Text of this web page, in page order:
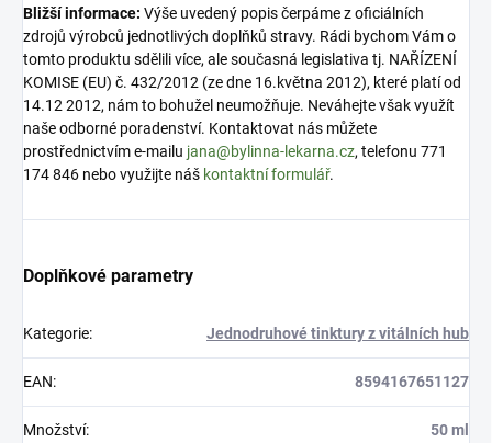
Bližší informace: Výše uvedený popis čerpáme z oficiálních
zdrojů výrobců jednotlivých doplňků stravy. Rádi bychom Vám o
tomto produktu sdělili více, ale současná legislativa tj. NAŘÍZENÍ
KOMISE (EU) č. 432/2012 (ze dne 16.května 2012), které platí od
14.12 2012, nám to bohužel neumožňuje. Neváhejte však využít
naše odborné poradenství. Kontaktovat nás můžete
prostřednictvím e-mailu jana@bylinna-lekarna.cz, telefonu 771
174 846 nebo využijte náš kontaktní formulář.
Doplňkové parametry
Kategorie: Jednodruhové tinktury z vitálních hub
EAN: 8594167651127
Množství: 50 ml